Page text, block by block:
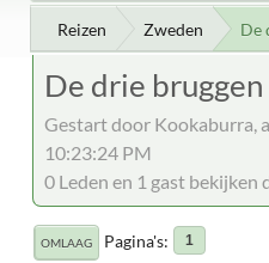
Reizen Zweden De
De drie bruggen
Gestart door Kookaburra,
10:23:24 PM
0 Leden en 1 gast bekijken
OMLAAG Pagina's 1